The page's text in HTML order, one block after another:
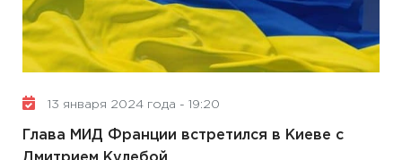
13 января 2024 года - 19:20
Глава МИД Франции встретился в Киеве с